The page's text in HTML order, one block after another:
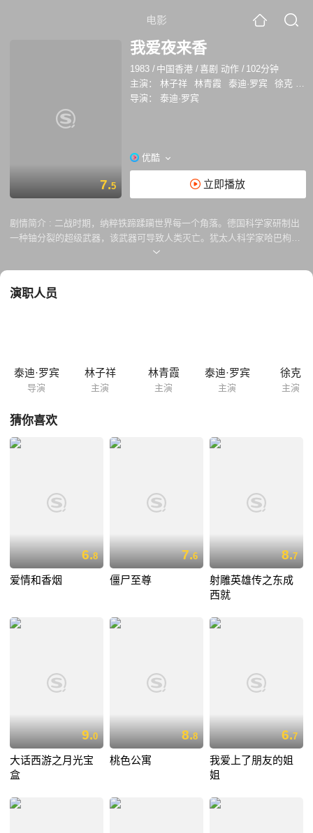
电影
7.5
我爱夜来香
1983 / 中国香港 /喜剧 动作 / 102分钟
主演：
林子祥 林青霞 泰迪·罗宾 徐克
文
导演：
泰迪·罗宾
优酷
立即播放
剧情简介 : 二战时期，纳粹铁蹄蹂躏世界每一个角落。德国科学家研制出
一种铀分裂的超级武器，该武器可导致人类灭亡。犹太人科学家哈巴枸偷
偷将超级武器的图纸带出德国，逃往美利坚，得知消息的希特勒派出盖世
来香事务所的私人侦探夜来香（林子祥 饰）为哈巴枸保驾护航。正愁无米
演职人员
泰迪·罗宾
导演
林子祥
主演
林青霞
主演
泰迪·罗宾
主演
徐克
主演
猜你喜欢
6.8
爱情和香烟
7.6
僵尸至尊
8.7
射雕英雄传之东成
西就
9.0
大话西游之月光宝
盒
8.8
桃色公寓
6.7
我爱上了朋友的姐
姐